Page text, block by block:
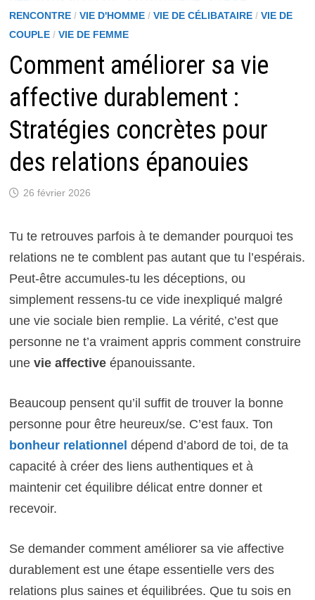
RENCONTRE/ VIE D'HOMME/ VIE DE CÉLIBATAIRE/ VIE DE
COUPLE/ VIE DE FEMME
Comment améliorer sa vie
affective durablement :
Stratégies concrètes pour
des relations épanouies
26 février 2026
Tu te retrouves parfois à te demander pourquoi tes
relations ne te comblent pas autant que tu l’espérais.
Peut-être accumules-tu les déceptions, ou
simplement ressens-tu ce vide inexpliqué malgré
une vie sociale bien remplie. La vérité, c’est que
personne ne t’a vraiment appris comment construire
une vie affectiveépanouissante.
Beaucoup pensent qu’il suffit de trouver la bonne
personne pour être heureux/se. C’est faux. Ton
bonheur relationnel dépend d’abord de toi, de ta
capacité à créer des liens authentiques et à
maintenir cet équilibre délicat entre donner et
recevoir.
Se demander comment améliorer sa vie affective
durablement est une étape essentielle vers des
relations plus saines et équilibrées. Que tu sois en